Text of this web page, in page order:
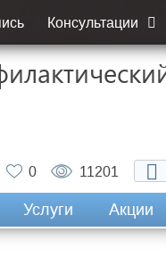
Консультации
0 11201
Услуги Акции